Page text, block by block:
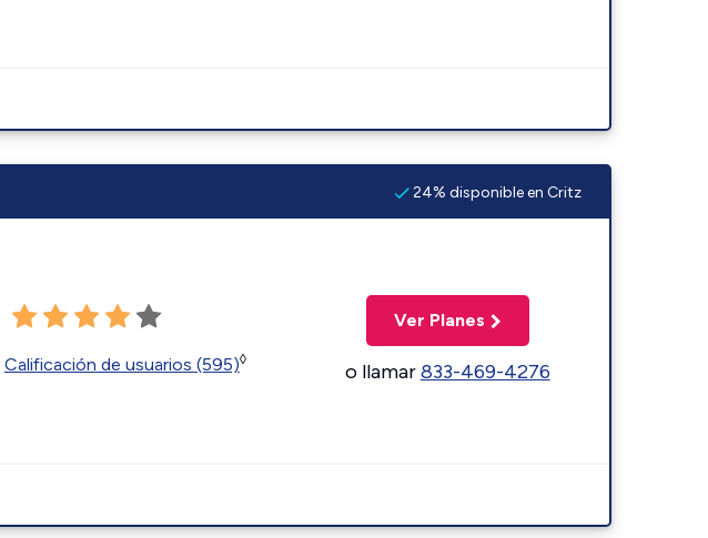
24% disponible en Critz
Calificación de usuarios (595)◊
Ver Planes
o llamar833-469-4276